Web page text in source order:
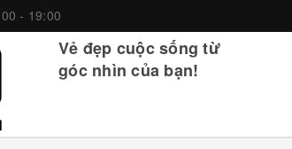
- 19:00
Vẻ đẹp cuộc sống từ
góc nhìn của bạn!